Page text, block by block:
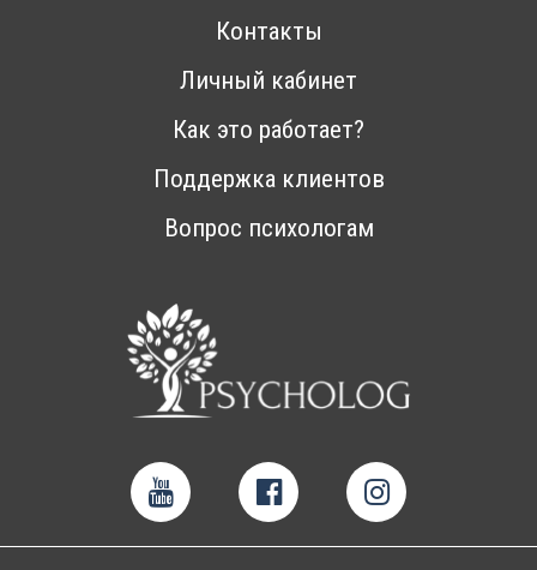
Контакты
Личный кабинет
Как это работает?
Поддержка клиентов
Вопрос психологам